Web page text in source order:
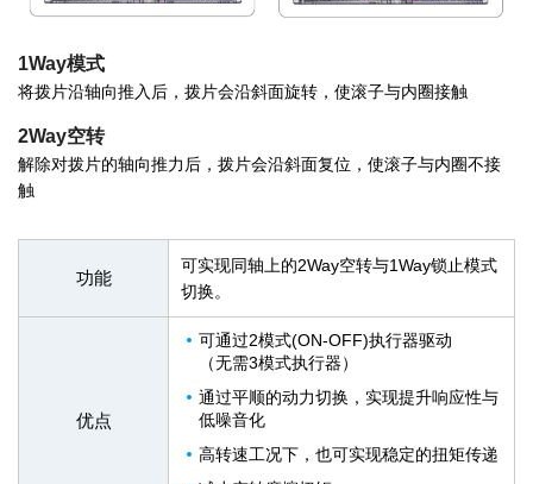
1Way模式
将拨片沿轴向推入后，拨片会沿斜面旋转，使滚子与内圈接触
2Way空转
解除对拨片的轴向推力后，拨片会沿斜面复位，使滚子与内圈不接
触
功能
可实现同轴上的2Way空转与1Way锁止模式
切换。
优点
可通过2模式(ON-OFF)执行器驱动
（无需3模式执行器）
通过平顺的动力切换，实现提升响应性与
低噪音化
高转速工况下，也可实现稳定的扭矩传递